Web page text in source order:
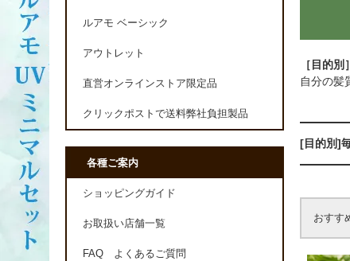
［目的
自分の髪
[目的別]
おすす
ルアモ ベーシック
アウトレット
直営オンラインストア限定品
クリックポストで送料弊社負担製品
各種ご案内
ショッピングガイド
お取扱い店舗一覧
FAQ よくあるご質問